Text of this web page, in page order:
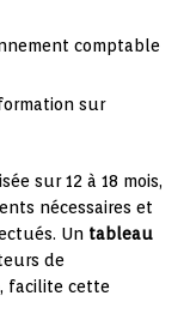
comptable
sur
sur 12 à 18 mois,
nécessaires et
Un tableau
de
facilite cette